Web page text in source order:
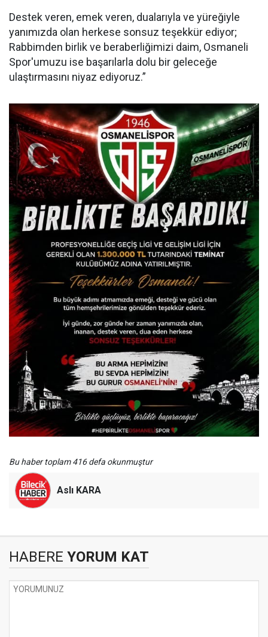
Destek veren, emek veren, dualarıyla ve yüreğiyle
yanımızda olan herkese sonsuz teşekkür ediyor;
Rabbimden birlik ve beraberliğimizi daim, Osmaneli
Spor'umuzu ise başarılarla dolu bir geleceğe
ulaştırmasını niyaz ediyoruz.”
Bu haber toplam 416 defa okunmuştur
Aslı KARA
HABERE YORUM KAT